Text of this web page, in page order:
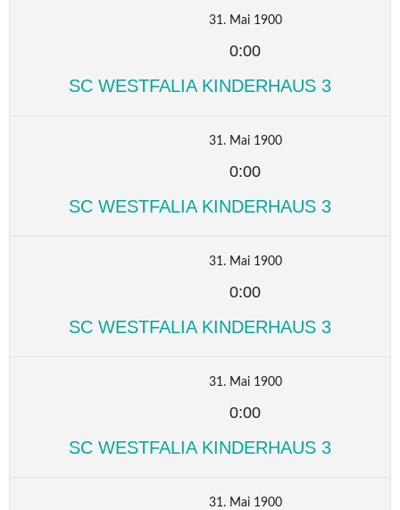
31. Mai 1900
0:00
SC WESTFALIA KINDERHAUS 3
31. Mai 1900
0:00
SC WESTFALIA KINDERHAUS 3
31. Mai 1900
0:00
SC WESTFALIA KINDERHAUS 3
31. Mai 1900
0:00
SC WESTFALIA KINDERHAUS 3
31. Mai 1900